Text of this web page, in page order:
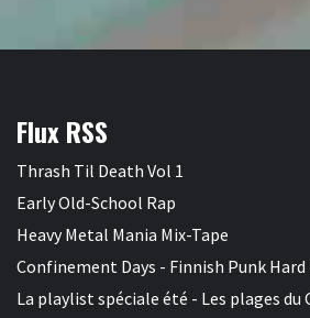
Flux RSS
Thrash Til Death Vol 1
Early Old-School Rap
Heavy Metal Mania Mix-Tape
Confinement Days - Finnish Punk Hard
La playlist spéciale été - Les plages du